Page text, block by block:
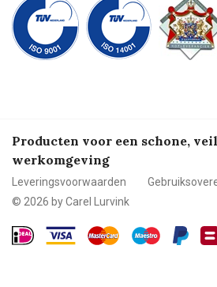
Producten voor een schone,
werkomgeving
Leveringsvoorwaarden
© 2026 by Carel Lurvink